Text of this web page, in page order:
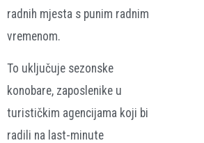
radnih mjesta s punim radnim
vremenom.
To uključuje sezonske
konobare, zaposlenike u
turističkim agencijama koji bi
radili na last-minute